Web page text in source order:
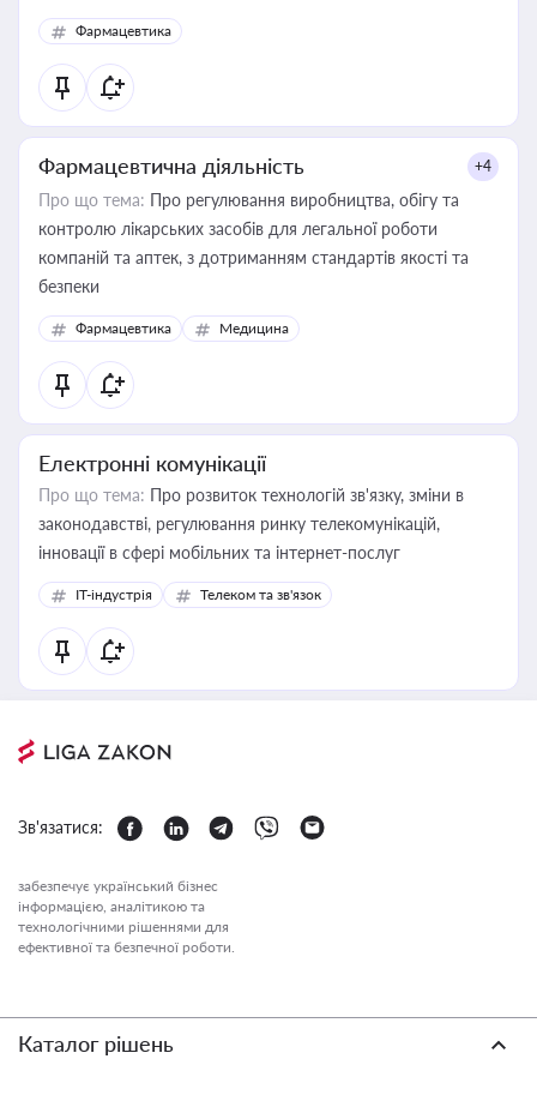
Фармацевтика
Фармацевтична діяльність +4
Про що тема: Про регулювання виробництва, обігу та
контролю лікарських засобів для легальної роботи
компаній та аптек, з дотриманням стандартів якості та
безпеки
Фармацевтика Медицина
Електронні комунікації
Про що тема: Про розвиток технологій зв'язку, зміни в
законодавстві, регулювання ринку телекомунікацій,
інновації в сфері мобільних та інтернет-послуг
IT-індустрія Телеком та зв'язок
Зв'язатися:
забезпечує український бізнес
інформацією, аналітикою та
технологічними рішеннями для
ефективної та безпечної роботи.
Каталог рішень